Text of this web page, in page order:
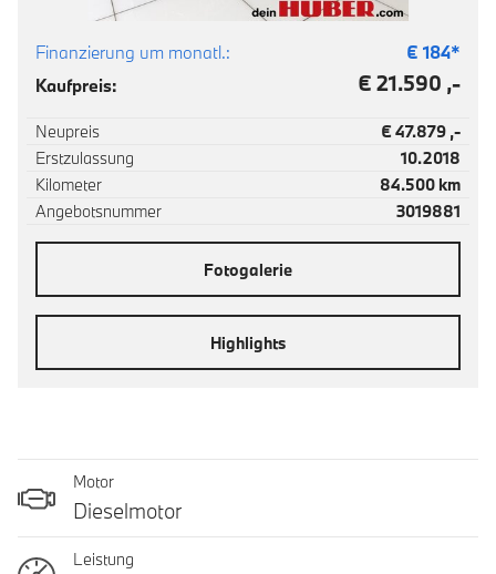
Finanzierung um monatl.: € 184*
Kaufpreis:
€ 21.590 ,-
Neupreis
€ 47.879 ,-
Erstzulassung
10.2018
Kilometer
84.500 km
Angebotsnummer
3019881
Fotogalerie
Highlights
Motor
Dieselmotor
Leistung